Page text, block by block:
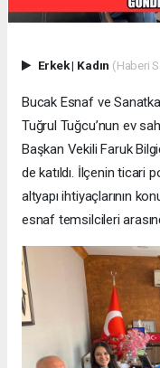
Erkek| Kadın (Haberi
Bucak Esnaf ve
Tuğrul Tuğcu’nun ev
Başkan Vekili Faruk
de katıldı. İlçenin ticari
altyapı ihtiyaçlarının
esnaf temsilcileri